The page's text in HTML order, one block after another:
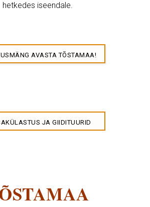
hetkedes iseendale.
AVASTA TÕSTAMAA!
JA GIIDITUURID